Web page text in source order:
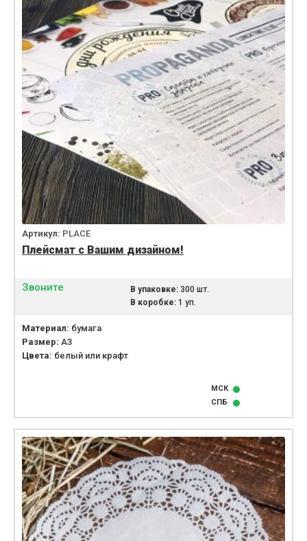
Артикул: PLACE
Плейсмат с Вашим дизайном!
Звоните В упаковке:300 шт.
В коробке:1 уп.
Материал: бумага
Размер: А3
Цвета: белый или крафт
МСК
СПБ